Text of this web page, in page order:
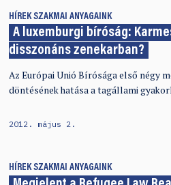
HÍREK SZAKMAI ANYAGAINK
A luxemburgi bíróság:
disszonáns zenekarban?
Az Európai Unió Bírósága első négy
döntésének hatása a tagállami
2012. május 2.
HÍREK SZAKMAI ANYAGAINK